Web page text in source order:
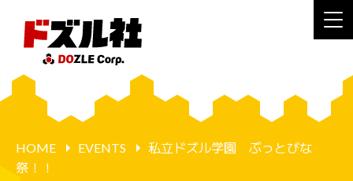
HOME EVENTS
私立ドズル学園 ぶっとびな
祭！！